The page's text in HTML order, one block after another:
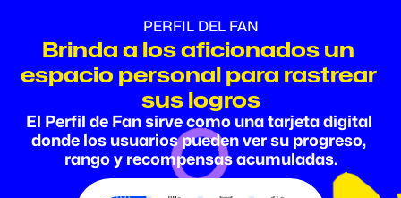
PERFIL DEL FAN
Brinda a los aficionados un
espacio personal para rastrear
sus logros
El Perfil de Fan sirve como una tarjeta digital
donde los usuarios pueden ver su progreso,
rango y recompensas acumuladas.